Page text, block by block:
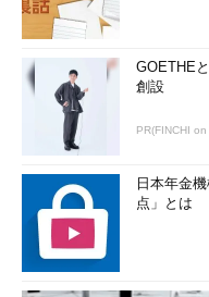
GOETHE
創設
PR(FINCHI
日本年金
点」とは